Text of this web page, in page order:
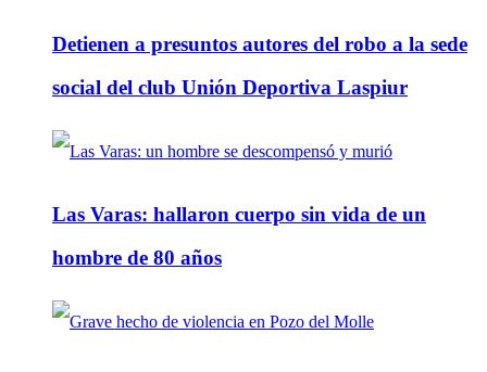
Detienen a presuntos autores del robo a la sede
social del club Unión Deportiva Laspiur
Las Varas: hallaron cuerpo sin vida de un
hombre de 80 años